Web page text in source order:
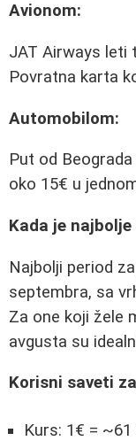
Avionom:
JAT Airways leti
Povratna karta
Automobilom:
Put od
oko 15€ u
Kada je
Najbolji period
septembra, sa
Za one koji žele
avgusta su
Korisni saveti
Kurs: 1€ =